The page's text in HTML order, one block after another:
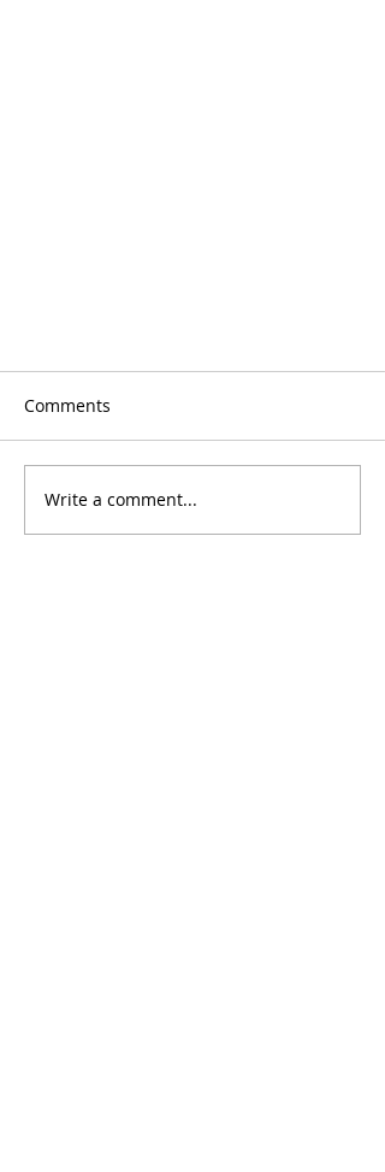
Comments
Write a comment...